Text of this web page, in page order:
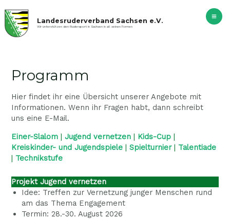
Inhalt
springen
Landesruderverband Sachsen e.V.
Wir unterstützen den Rudersport in Sachsen in all seinen Formen
Programm
Hier findet ihr eine Übersicht unserer Angebote mit
Informationen. Wenn ihr Fragen habt, dann schreibt
uns eine E-Mail.
Einer-Slalom |Jugend vernetzen | Kids-Cup |
Kreiskinder- und Jugendspiele |Spielturnier| Talentiade
| Technikstufe
Projekt Jugend vernetzen
Idee: Treffen zur Vernetzung junger Menschen rund
am das Thema Engagement
Termin: 28.-30. August 2026